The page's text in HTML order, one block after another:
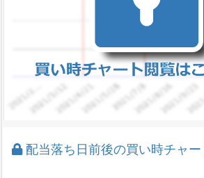
配当落ち日前後の買い時チャー